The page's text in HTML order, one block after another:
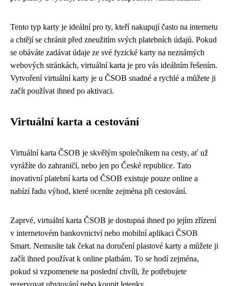
Tento typ karty je ideální pro ty, kteří nakupují často na internetu
a chtějí se chránit před zneužitím svých platebních údajů. Pokud
se obáváte zadávat údaje ze své fyzické karty na neznámých
webových stránkách, virtuální karta je pro vás ideálním řešením.
Vytvoření virtuální karty je u ČSOB snadné a rychlé a můžete ji
začít používat ihned po aktivaci.
Virtuální karta a cestování
Virtuální karta ČSOB je skvělým společníkem na cesty, ať už
vyrážíte do zahraničí, nebo jen po České republice. Tato
inovativní platební karta od ČSOB existuje pouze online a
nabízí řadu výhod, které oceníte zejména při cestování.
Zaprvé, virtuální karta ČSOB je dostupná ihned po jejím zřízení
v internetovém bankovnictví nebo mobilní aplikaci ČSOB
Smart. Nemusíte tak čekat na doručení plastové karty a můžete ji
začít ihned používat k online platbám. To se hodí zejména,
pokud si vzpomenete na poslední chvíli, že potřebujete
rezervovat ubytování nebo koupit letenky.